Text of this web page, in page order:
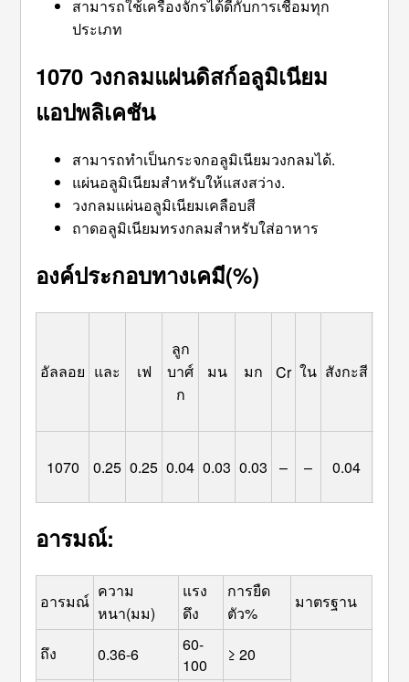
สามารถใช้เครื่องจักรได้ดีกับการเชื่อมทุก
ประเภท
1070 วงกลมแผ่นดิสก์อลูมิเนียม
แอปพลิเคชัน
สามารถทำเป็นกระจกอลูมิเนียมวงกลมได้.
แผ่นอลูมิเนียมสำหรับให้แสงสว่าง.
วงกลมแผ่นอลูมิเนียมเคลือบสี
ถาดอลูมิเนียมทรงกลมสำหรับใส่อาหาร
องค์ประกอบทางเคมี(%)
อัลลอย และ เฟ
ลูก
บาศ์
ก
มน มก Cr ใน สังกะสี
1070 0.25 0.25 0.04 0.03 0.03 – – 0.04
อารมณ์:
อารมณ์
ความ
หนา(มม)
แรง
ดึง
การยืด
ตัว%
มาตรฐาน
ถึง 0.36-6
60-
100
≥ 20